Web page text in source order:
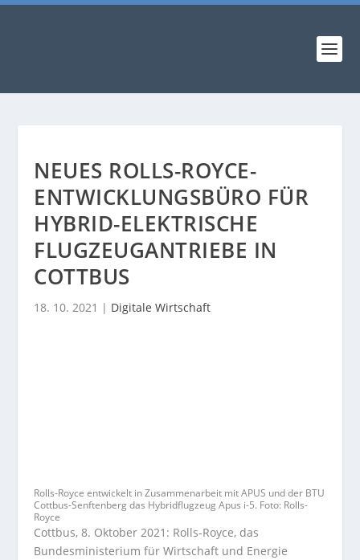
NEUES ROLLS-ROYCE-
ENTWICKLUNGSBÜRO FÜR
HYBRID-ELEKTRISCHE
FLUGZEUGANTRIEBE IN
COTTBUS
18. 10. 2021 | Digitale Wirtschaft
Rolls-Royce entwickelt in Zusammenarbeit mit APUS und der BTU
Cottbus-Senftenberg das Hybridflugzeug Apus i-5. Foto: Rolls-
Royce
Cottbus, 8. Oktober 2021: Rolls-Royce, das
Bundesministerium für Wirtschaft und Energie